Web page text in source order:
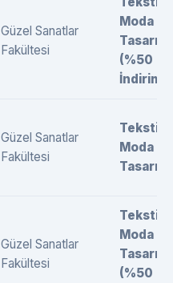
Güzel Sanatlar
Fakültesi
Moda
Tasarımı
(%50
İndirimli)
Güzel Sanatlar
Fakültesi
Tekstil
Moda
Tasarımı
Güzel Sanatlar
Fakültesi
Tekstil
Moda
Tasarımı
(%50